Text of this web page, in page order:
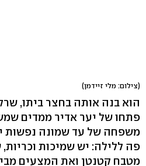
(צילום: מלי זיידמן)
הוא בנה אותה בחצר ביתו,
פתחו של יער אדיר ממדים
משפחה של עד שמונה נפשות
פה ללילה: יש שמיכות
מטבח קטנטן ואת המצעים